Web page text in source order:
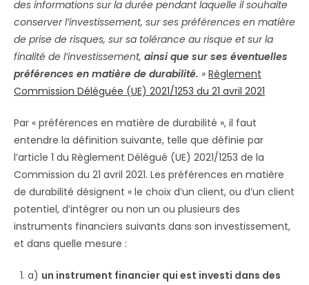
des informations sur la durée pendant laquelle il souhaite
conserver l’investissement, sur ses préférences en matière
de prise de risques, sur sa tolérance au risque et sur la
finalité de l’investissement, ainsi que sur ses éventuelles
préférences en matière de durabilité. » Règlement
Commission Déléguée (UE) 2021/1253 du 21 avril 2021
Par « préférences en matière de durabilité », il faut
entendre la définition suivante, telle que définie par
l’article 1 du Règlement Délégué (UE) 2021/1253 de la
Commission du 21 avril 2021. Les préférences en matière
de durabilité désignent « le choix d’un client, ou d’un client
potentiel, d’intégrer ou non un ou plusieurs des
instruments financiers suivants dans son investissement,
et dans quelle mesure :
a) un instrument financier qui est investi dans des